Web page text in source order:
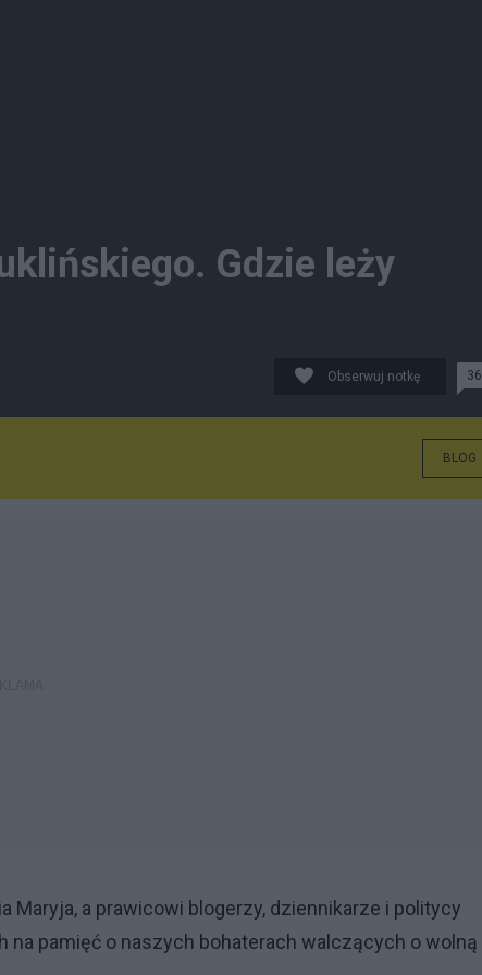
Gdzie leży
Obserwuj notkę 36
BLOG
Maryja, a prawicowi blogerzy, dziennikarze i politycy
na pamięć o naszych bohaterach walczących o wolną